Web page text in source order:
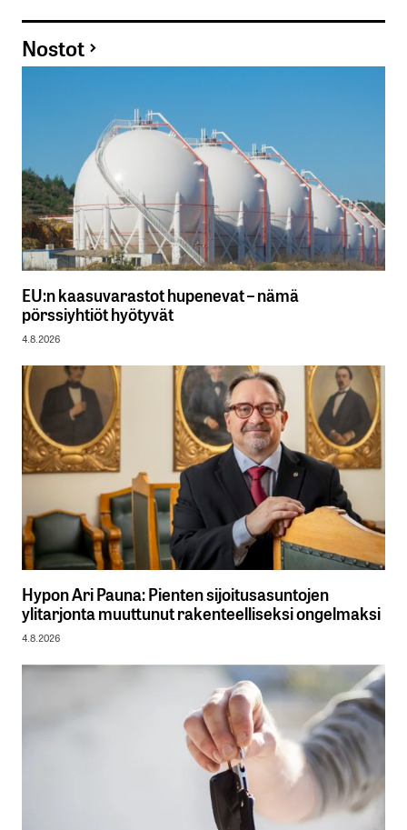
Nostot
EU:n kaasuvarastot hupenevat – nämä
pörssiyhtiöt hyötyvät
4.8.2026
Hypon Ari Pauna: Pienten sijoitusasuntojen
ylitarjonta muuttunut rakenteelliseksi ongelmaksi
4.8.2026